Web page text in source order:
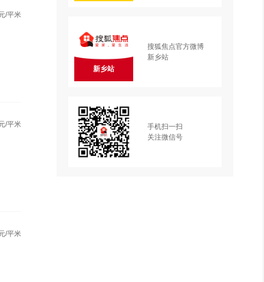
/平米
/平米
/平米
新乡站
搜狐焦点官方微博
新乡站
手机扫一扫
关注微信号